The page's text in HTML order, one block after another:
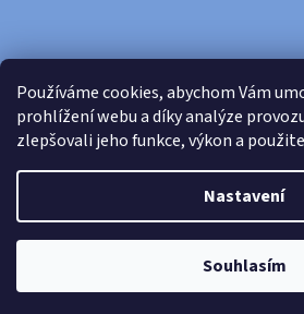
Používáme cookies, abychom Vám
prohlížení webu a díky analýze
zlepšovali jeho funkce, výkon a
Nastavení
Souhlasím
FACEBOOK
Copyright 2026